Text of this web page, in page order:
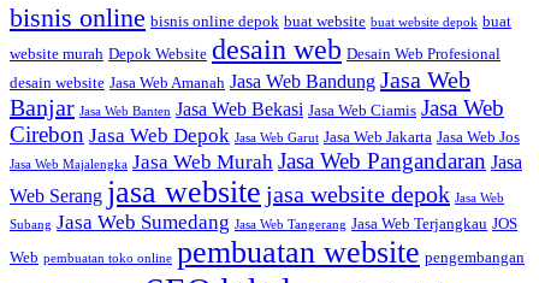
bisnis online bisnis online depok buat website buat website depok buat
website murah Depok Website desain web Desain Web Profesional
desain website Jasa Web Amanah Jasa Web Bandung Jasa Web
Banjar Jasa Web Banten Jasa Web Bekasi Jasa Web Ciamis Jasa Web
Cirebon Jasa Web Depok Jasa Web Garut Jasa Web Jakarta Jasa Web Jos
Jasa Web Majalengka Jasa Web Murah Jasa Web Pangandaran Jasa
Web Serang jasa website jasa website depok Jasa Web
Subang Jasa Web Sumedang Jasa Web Tangerang Jasa Web Terjangkau JOS
Web pembuatan toko online pembuatan website pengembangan